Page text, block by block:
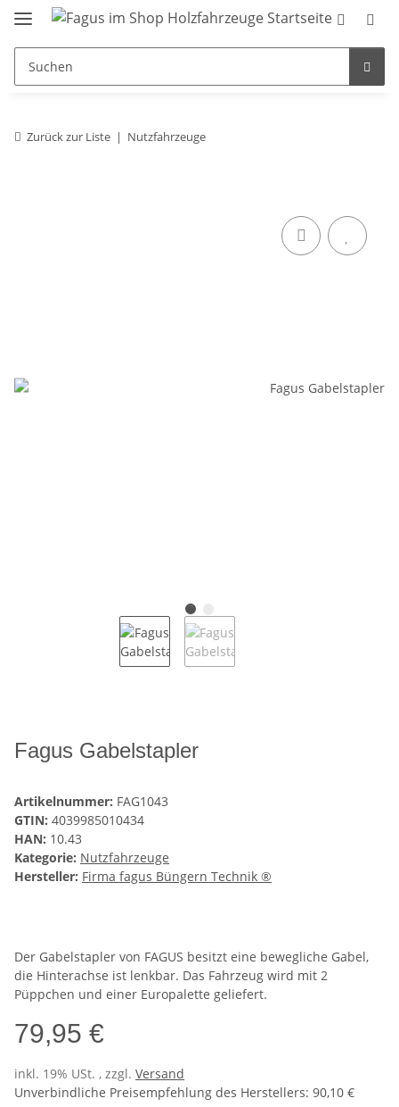
Zurück zur Liste Nutzfahrzeuge
Fagus Gabelstapler
Artikelnummer: FAG1043
GTIN: 4039985010434
HAN: 10.43
Kategorie: Nutzfahrzeuge
Hersteller: Firma fagus Büngern Technik ®
Der Gabelstapler von FAGUS besitzt eine bewegliche Gabel,
die Hinterachse ist lenkbar. Das Fahrzeug wird mit 2
Püppchen und einer Europalette geliefert.
79,95 €
inkl. 19% USt. , zzgl. Versand
Unverbindliche Preisempfehlung des Herstellers: 90,10 €